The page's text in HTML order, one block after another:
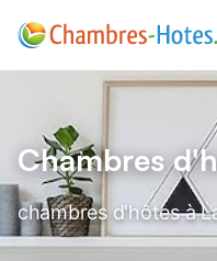
Chambres
chambres d'hôtes à